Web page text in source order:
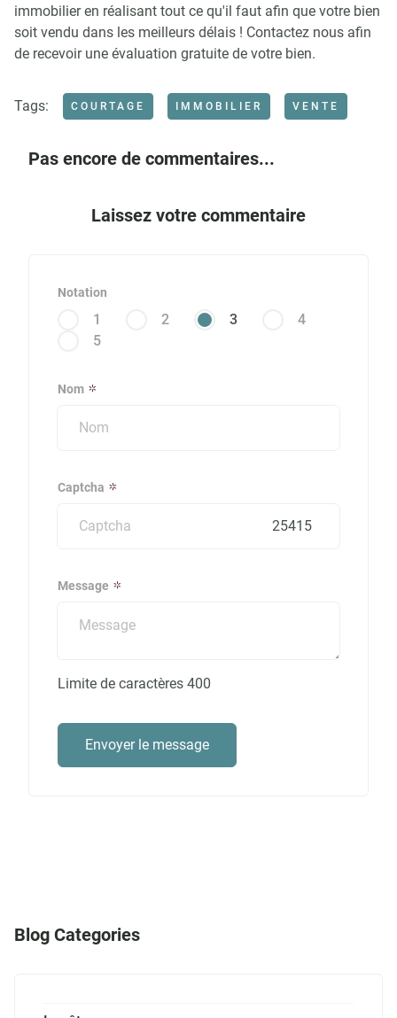
immobilier en réalisant tout ce qu'il faut afin que votre bien
soit vendu dans les meilleurs délais ! Contactez nous afin
de recevoir une évaluation gratuite de votre bien.
Tags: COURTAGE IMMOBILIER VENTE
Pas encore de commentaires...
Laissez votre commentaire
Notation
1 2 3
4
5
Nom
Captcha
25415
Message
Limite de caractères 400
Envoyer le message
Blog Categories